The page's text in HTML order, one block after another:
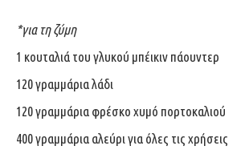
*για τη ζύμη
1 κουταλιά του γλυκού μπέικιν πάουντερ
120 γραμμάρια λάδι
120 γραμμάρια φρέσκο χυμό πορτοκαλιού
400 γραμμάρια αλεύρι για όλες τις χρήσεις